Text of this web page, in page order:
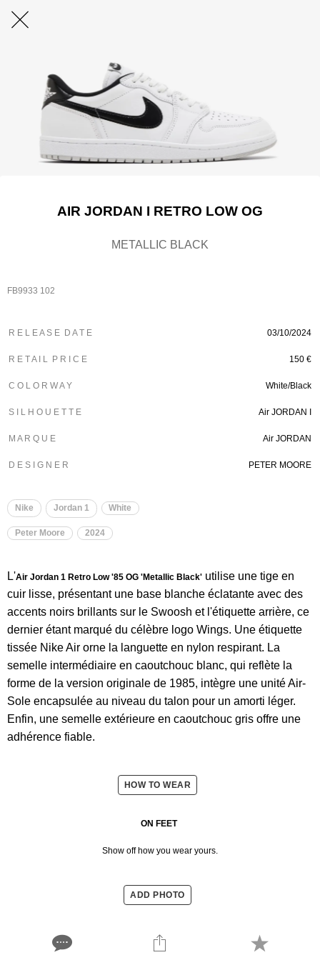
AIR JORDAN I RETRO LOW OG
METALLIC BLACK
FB9933 102
R E L E A S E D A T E 03/10/2024
R E T A I L P R I C E 150 €
C O L O R W A Y White/Black
S I L H O U E T T E Air JORDAN I
M A R Q U E Air JORDAN
D E S I G N E R PETER MOORE
Nike Jordan 1 White
Peter Moore 2024
L'Air Jordan 1 Retro Low '85 OG 'Metallic Black' utilise une tige en
cuir lisse, présentant une base blanche éclatante avec des
accents noirs brillants sur le Swoosh et l'étiquette arrière, ce
dernier étant marqué du célèbre logo Wings. Une étiquette
tissée Nike Air orne la languette en nylon respirant. La
semelle intermédiaire en caoutchouc blanc, qui reflète la
forme de la version originale de 1985, intègre une unité Air-
Sole encapsulée au niveau du talon pour un amorti léger.
Enfin, une semelle extérieure en caoutchouc gris offre une
adhérence fiable.
HOW TO WEAR
ON FEET
Show off how you wear yours.
ADD PHOTO